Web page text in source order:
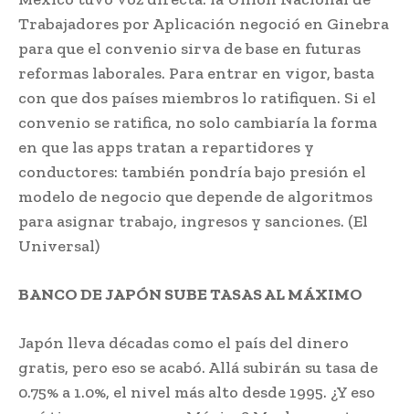
Trabajadores por Aplicación negoció en Ginebra
para que el convenio sirva de base en futuras
reformas laborales. Para entrar en vigor, basta
con que dos países miembros lo ratifiquen. Si el
convenio se ratifica, no solo cambiaría la forma
en que las apps tratan a repartidores y
conductores: también pondría bajo presión el
modelo de negocio que depende de algoritmos
para asignar trabajo, ingresos y sanciones. (El
Universal)
BANCO DE JAPÓN SUBE TASAS AL MÁXIMO
Japón lleva décadas como el país del dinero
gratis, pero eso se acabó. Allá subirán su tasa de
0.75% a 1.0%, el nivel más alto desde 1995. ¿Y eso